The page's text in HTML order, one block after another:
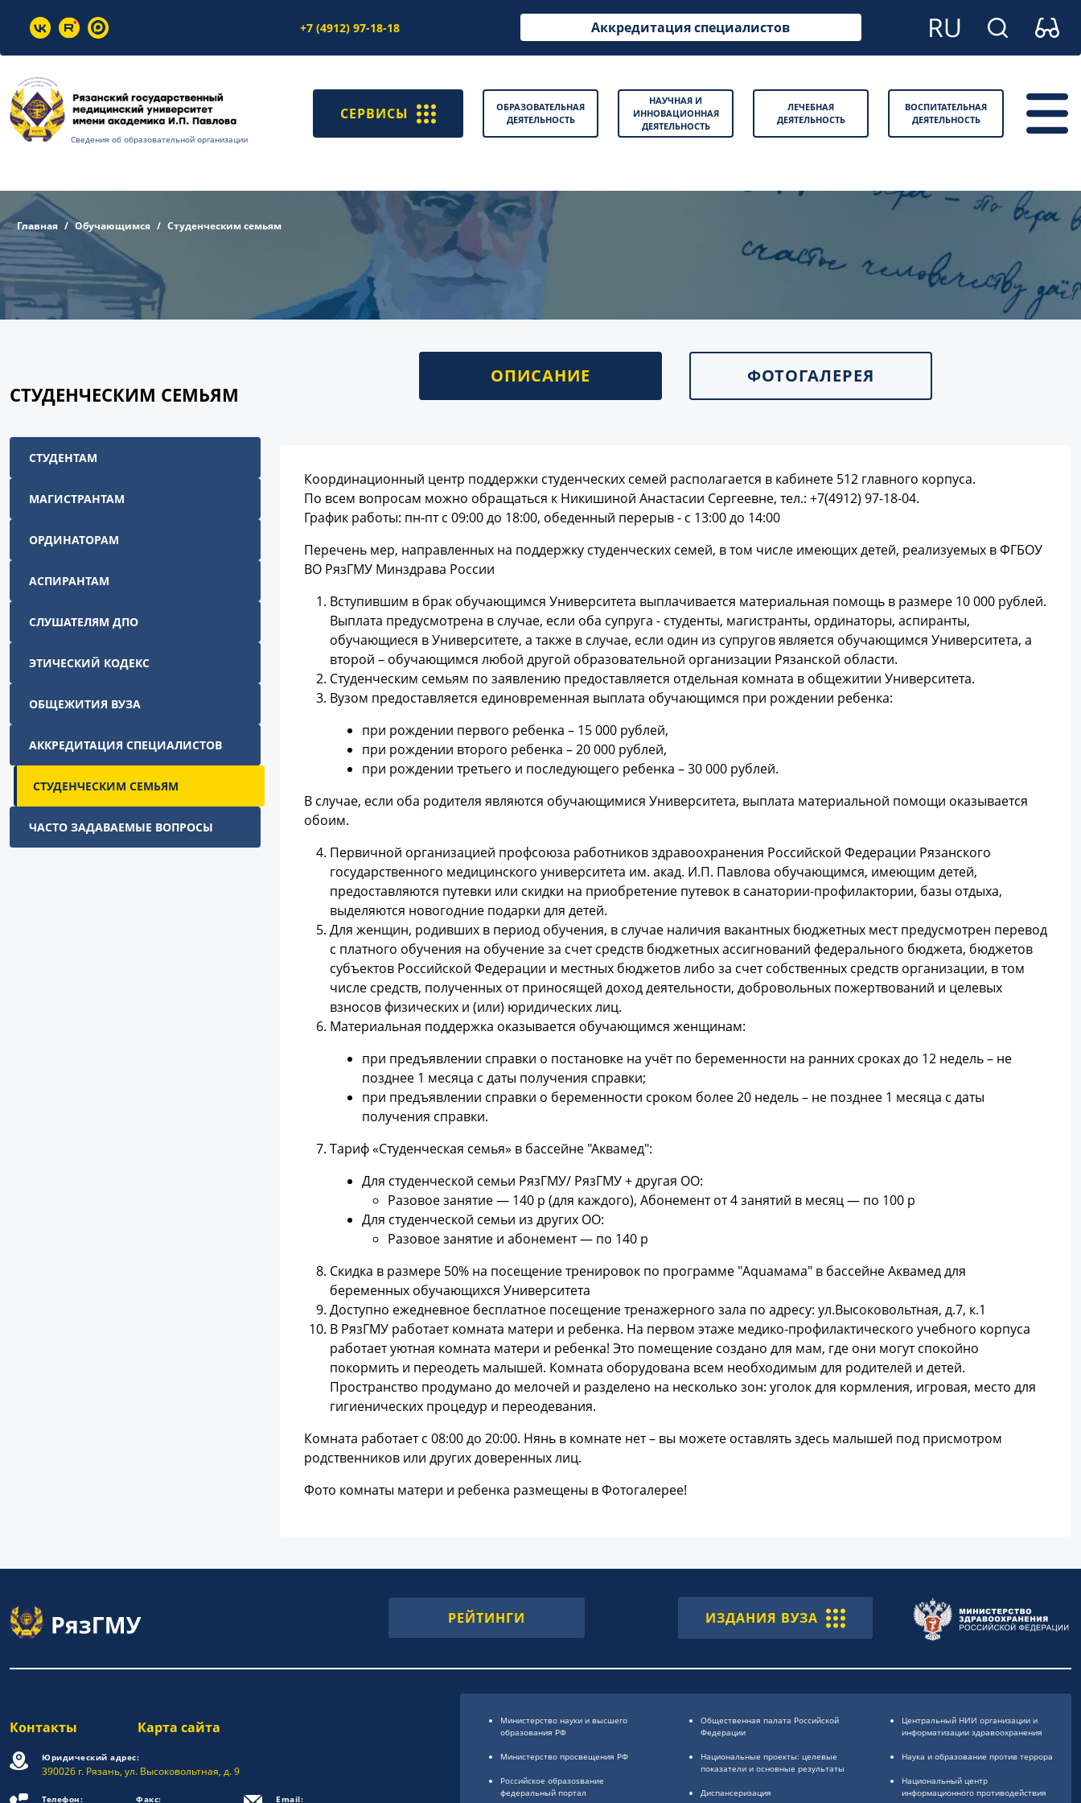
+7 (4912) 97-18-18 Аккредитация специалистов
Сведения об образовательной организации
СЕРВИСЫ
ОБРАЗОВАТЕЛЬНАЯ
ДЕЯТЕЛЬНОСТЬ
НАУЧНАЯ И
ИННОВАЦИОННАЯ
ДЕЯТЕЛЬНОСТЬ
ЛЕЧЕБНАЯ
ДЕЯТЕЛЬНОСТЬ
ВОСПИТАТЕЛЬНАЯ
ДЕЯТЕЛЬНОСТЬ
Главная Обучающимся Студенческим семьям
СТУДЕНЧЕСКИМ СЕМЬЯМ
СТУДЕНТАМ
МАГИСТРАНТАМ
ОРДИНАТОРАМ
АСПИРАНТАМ
СЛУШАТЕЛЯМ ДПО
ЭТИЧЕСКИЙ КОДЕКС
ОБЩЕЖИТИЯ ВУЗА
АККРЕДИТАЦИЯ СПЕЦИАЛИСТОВ
СТУДЕНЧЕСКИМ СЕМЬЯМ
ЧАСТО ЗАДАВАЕМЫЕ ВОПРОСЫ
ОПИСАНИЕ ФОТОГАЛЕРЕЯ
Координационный центр поддержки студенческих семей располагается в кабинете 512 главного корпуса.
По всем вопросам можно обращаться к Никишиной Анастасии Сергеевне, тел.: +7(4912) 97-18-04.
График работы: пн-пт с 09:00 до 18:00, обеденный перерыв - с 13:00 до 14:00
Перечень мер, направленных на поддержку студенческих семей, в том числе имеющих детей, реализуемых в ФГБОУ
ВО РязГМУ Минздрава России
Вступившим в брак обучающимся Университета выплачивается материальная помощь в размере 10 000 рублей.
Выплата предусмотрена в случае, если оба супруга - студенты, магистранты, ординаторы, аспиранты,
обучающиеся в Университете, а также в случае, если один из супругов является обучающимся Университета, а
второй – обучающимся любой другой образовательной организации Рязанской области.
Студенческим семьям по заявлению предоставляется отдельная комната в общежитии Университета.
Вузом предоставляется единовременная выплата обучающимся при рождении ребенка:
при рождении первого ребенка – 15 000 рублей,
при рождении второго ребенка – 20 000 рублей,
при рождении третьего и последующего ребенка – 30 000 рублей.
В случае, если оба родителя являются обучающимися Университета, выплата материальной помощи оказывается
обоим.
Первичной организацией профсоюза работников здравоохранения Российской Федерации Рязанского
государственного медицинского университета им. акад. И.П. Павлова обучающимся, имеющим детей,
предоставляются путевки или скидки на приобретение путевок в санатории-профилактории, базы отдыха,
выделяются новогодние подарки для детей.
Для женщин, родивших в период обучения, в случае наличия вакантных бюджетных мест предусмотрен перевод
с платного обучения на обучение за счет средств бюджетных ассигнований федерального бюджета, бюджетов
субъектов Российской Федерации и местных бюджетов либо за счет собственных средств организации, в том
числе средств, полученных от приносящей доход деятельности, добровольных пожертвований и целевых
взносов физических и (или) юридических лиц.
Материальная поддержка оказывается обучающимся женщинам:
при предъявлении справки о постановке на учёт по беременности на ранних сроках до 12 недель – не
позднее 1 месяца с даты получения справки;
при предъявлении справки о беременности сроком более 20 недель – не позднее 1 месяца с даты
получения справки.
Тариф «Студенческая семья» в бассейне "Аквамед":
Для студенческой семьи РязГМУ/ РязГМУ + другая ОО:
​Разовое занятие — 140 р (для каждого), Абонемент от 4 занятий в месяц — по 100 р
Для студенческой семьи из других ОО:
Разовое занятие и абонемент — по 140 р
Скидка в размере 50% на посещение тренировок по программе "Aquaмама" в бассейне Аквамед для
беременных обучающихся Университета
Доступно ежедневное бесплатное посещение тренажерного зала по адресу: ул.Высоковольтная, д.7, к.1
В РязГМУ работает комната матери и ребенка. На первом этаже медико-профилактического учебного корпуса
работает уютная комната матери и ребенка! Это помещение создано для мам, где они могут спокойно
покормить и переодеть малышей. Комната оборудована всем необходимым для родителей и детей.
Пространство продумано до мелочей и разделено на несколько зон: уголок для кормления, игровая, место для
гигиенических процедур и переодевания.
Комната работает с 08:00 до 20:00. Нянь в комнате нет – вы можете оставлять здесь малышей под присмотром
родственников или других доверенных лиц.
Фото комнаты матери и ребенка размещены в Фотогалерее!
РЕЙТИНГИ ИЗДАНИЯ ВУЗА
Контакты Карта сайта
Юридический адрес:
390026 г. Рязань, ул. Высоковольтная, д. 9
Телефон: Факс: Email:
Министерство науки и высшего
образования РФ
Министерство просвещения РФ
Российское образоsвание
федеральный портал
Общественная палата Российской
Федерации
Национальные проекты: целевые
показатели и основные результаты
Диспансеризация
Центральный НИИ организации и
информатизации здравоохранения
Наука и образование против террора
Национальный центр
информационного противодействия